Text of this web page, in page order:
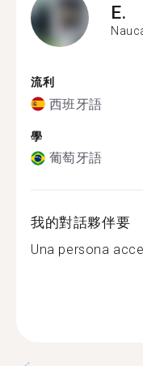
E.
流利
西班牙語
學
葡萄牙語
我的對話夥伴要
Una persona